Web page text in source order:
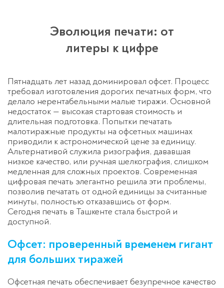
Эволюция печати: от
литеры к цифре
Пятнадцать лет назад доминировал офсет. Процесс
требовал изготовления дорогих печатных форм, что
делало нерентабельными малые тиражи. Основной
недостаток — высокая стартовая стоимость и
длительная подготовка. Попытки печатать
малотиражные продукты на офсетных машинах
приводили к астрономической цене за единицу.
Альтернативой служила ризография, дававшая
низкое качество, или ручная шелкография, слишком
медленная для сложных проектов. Современная
цифровая печать элегантно решила эти проблемы,
позволив печатать от одной единицы за считанные
минуты, полностью отказавшись от форм.
Сегодня печать в Ташкенте стала быстрой и
доступной.
Офсет: проверенный временем гигант
для больших тиражей
Офсетная печать обеспечивает безупречное качество